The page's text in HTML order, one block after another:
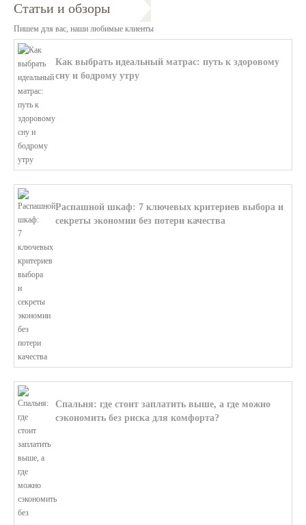
Статьи и обзоры
Пишем для вас, наши любимые клиенты
Как выбрать идеальный матрас: путь к здоровому
сну и бодрому утру
Распашной шкаф: 7 ключевых критериев выбора и
секреты экономии без потери качества
Спальня: где стоит заплатить выше, а где можно
сэкономить без риска для комфорта?